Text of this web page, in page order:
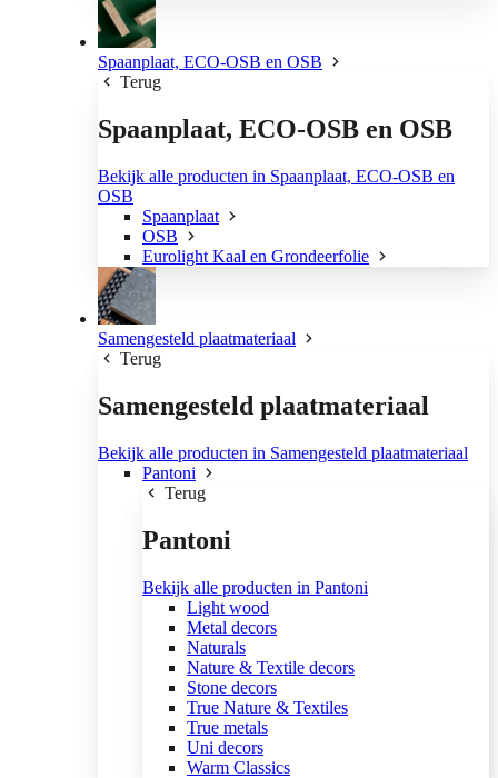
Spaanplaat, ECO-OSB en OSB
Terug
Spaanplaat, ECO-OSB en OSB
Bekijk alle producten in Spaanplaat, ECO-OSB en
OSB
Spaanplaat
OSB
Eurolight Kaal en Grondeerfolie
Samengesteld plaatmateriaal
Terug
Samengesteld plaatmateriaal
Bekijk alle producten in Samengesteld plaatmateriaal
Pantoni
Terug
Pantoni
Bekijk alle producten in Pantoni
Light wood
Metal decors
Naturals
Nature & Textile decors
Stone decors
True Nature & Textiles
True metals
Uni decors
Warm Classics